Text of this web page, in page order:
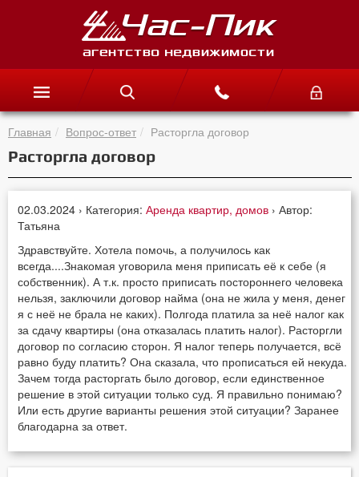
Главная Вопрос-ответ Расторгла договор
Расторгла договор
02.03.2024 › Категория:Аренда квартир, домов › Автор:
Татьяна
Здравствуйте. Хотела помочь, а получилось как
всегда....Знакомая уговорила меня приписать её к себе (я
собственник). А т.к. просто приписать постороннего человека
нельзя, заключили договор найма (она не жила у меня, денег
я с неё не брала не каких). Полгода платила за неё налог как
за сдачу квартиры (она отказалась платить налог). Расторгли
договор по согласию сторон. Я налог теперь получается, всё
равно буду платить? Она сказала, что прописаться ей некуда.
Зачем тогда расторгать было договор, если единственное
решение в этой ситуации только суд. Я правильно понимаю?
Или есть другие варианты решения этой ситуации? Заранее
благодарна за ответ.